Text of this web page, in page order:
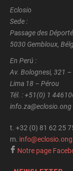
Eclosio
Sede :
Passage des
5030 Gembloux,
En Perú :
Av. Bolognesi, 321
Lima 18 – Pérou
Tél. : +51(0) 1
info.za@eclosio.ong
t. +32 (0) 81 62 25
m. info@eclosio.ong
Notre page